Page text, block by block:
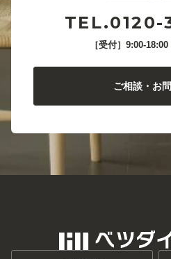
［受付］9:00-18:00
ご相談・お